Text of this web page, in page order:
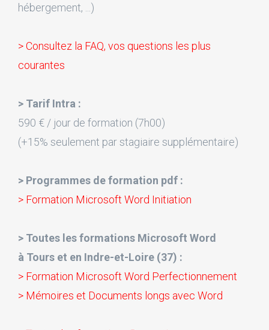
hébergement, ...)
> Consultez la FAQ, vos questions les plus
courantes
> Tarif Intra :
590 € / jour de formation (7h00)
(+15% seulement par stagiaire supplémentaire)
> Programmes de formation pdf :
> Formation Microsoft Word Initiation
> Toutes les formations Microsoft Word
à Tours et en Indre-et-Loire (37) :
> Formation Microsoft Word Perfectionnement
> Mémoires et Documents longs avec Word